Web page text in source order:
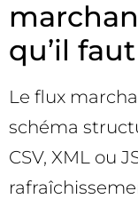
qu’il
Le flux
schéma
CSV, XML ou